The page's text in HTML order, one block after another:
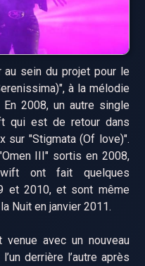
au sein du projet pour le
à la mélodie
2008, un autre single
qui est de retour dans
sur "Stigmata (Of love)".
III" sortis en 2008,
ont fait quelques
et 2010, et sont même
Nuit en janvier 2011.
venue avec un nouveau
derrière l’autre après